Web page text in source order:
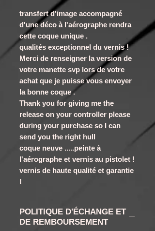
transfert d'image accompagné
d'une déco à l'aérographe rendra
cette coque unique .
qualités exceptionnel du vernis !
Merci de renseigner la version de
votre manette svp lors de votre
achat que je puisse vous envoyer
la bonne coque .
Thank you for giving me the
release on your controller please
during your purchase so I can
send you the right hull
coque neuve .....peinte à
l'aérographe et vernis au pistolet !
vernis de haute qualité et garantie
!
POLITIQUE D'ÉCHANGE ET
DE REMBOURSEMENT